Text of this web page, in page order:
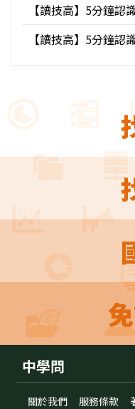
【讀技高】5分鐘認
【讀技高】5分鐘認
中學問
關於我們 服務條款